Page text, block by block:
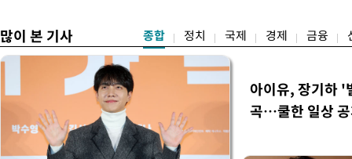
많이 본 기사 종합 정치 국제 경제 금융
아이유, 장기하 '
곡…쿨한 일상